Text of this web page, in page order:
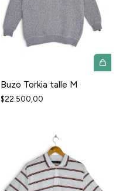
Buzo Torkia talle M
$22.500,00